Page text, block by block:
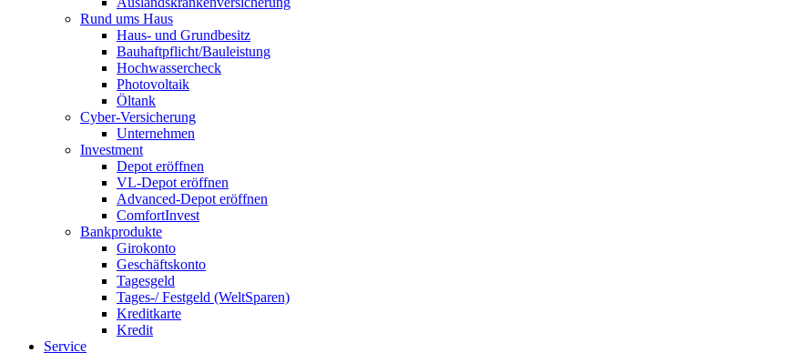
Rund ums Haus
Haus- und Grundbesitz
Bauhaftpflicht/Bauleistung
Hochwassercheck
Photovoltaik
Öltank
Cyber-Versicherung
Unternehmen
Investment
Depot eröffnen
VL-Depot eröffnen
Advanced-Depot eröffnen
ComfortInvest
Bankprodukte
Girokonto
Geschäftskonto
Tagesgeld
Tages-/ Festgeld (WeltSparen)
Kreditkarte
Kredit
Service